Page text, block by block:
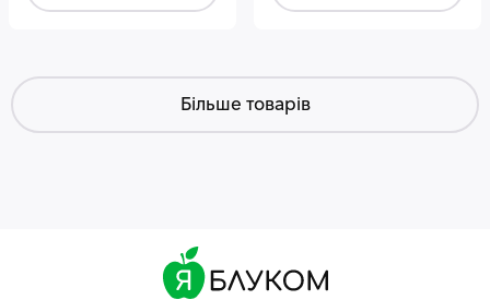
Більше товарів